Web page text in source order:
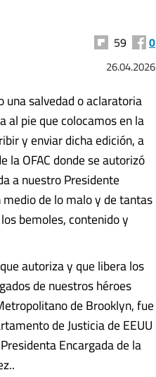
59 0
26.04.2026
una salvedad o aclaratoria
al pie que colocamos en la
y enviar dicha edición, a
la OFAC donde se autorizó
a nuestro Presidente
de lo malo y de tantas
bemoles, contenido y
autoriza y que libera los
de nuestros héroes
de Brooklyn, fue
de Justicia de EEUU
Encargada de la